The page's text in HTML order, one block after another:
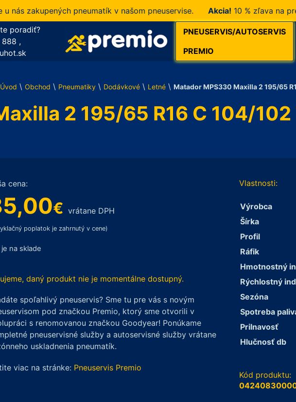
zakupených pneumatík v našom pneuservise. Akcia!10 % zľava na
poradiť?
888 ,
PNEUSERVIS/AUTOSERVIS
PREMIO
Úvod \ Obchod \ Pneumatiky \ Dodávkové \ Letné \ Matador MPS330 Maxilla 2 195/65
2 195/65 R16 C 104/
cena:
€ vrátane DPH
poplatok je zahrnutý v cene)
je na sklade
daný produkt nie je momentálne dostupný.
spoľahlivý pneuservis? Sme tu pre vás s novým
pod značkou Premio, ktorý sme otvorili v
s renomovanou značkou Goodyear! Ponúkame
pneuservisné služby a autoservisné služby vrátane
uskladnenia pneumatík.
viac na stránke: Pneuservis Premio
Vlastnosti:
Výrobca
Šírka
Profil
Ráfik
Hmotnostný
Rýchlostný
Sezóna
Spotreba
Prilnavosť
Hlučnosť db
Kód produktu: